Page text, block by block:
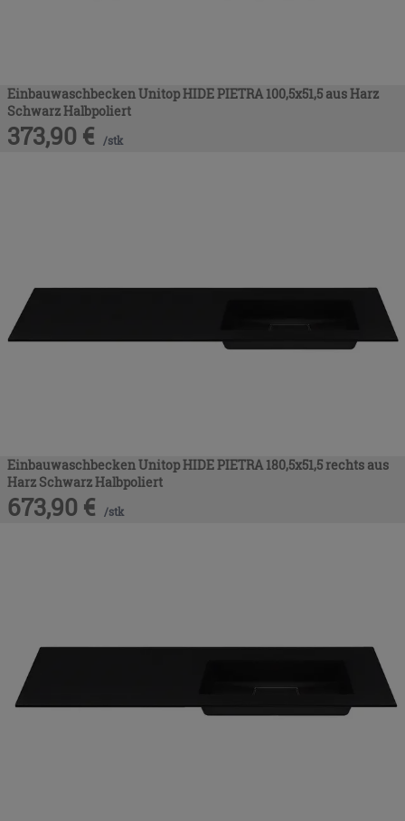
Einbauwaschbecken Unitop HIDE PIETRA 100,5x51,5 aus Harz
Schwarz Halbpoliert
373,90 € /stk
Einbauwaschbecken Unitop HIDE PIETRA 180,5x51,5 rechts aus
Harz Schwarz Halbpoliert
673,90 € /stk